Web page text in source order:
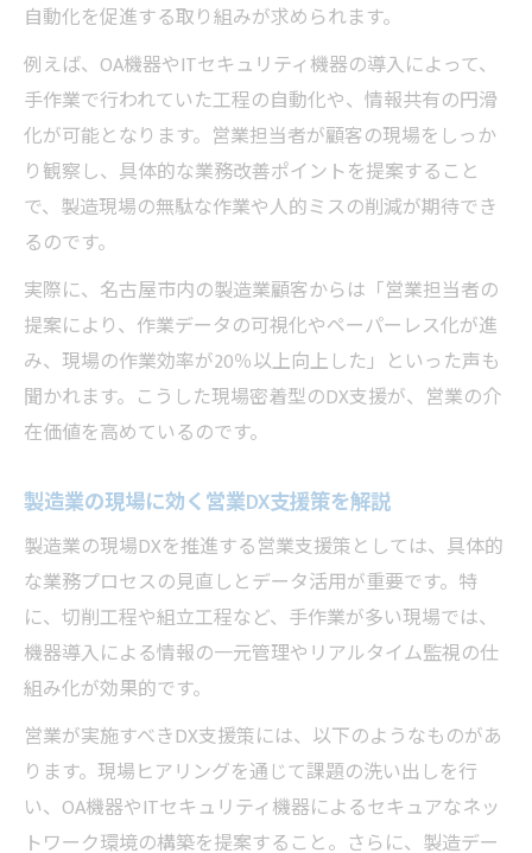
自動化を促進する取り組みが求められます。
例えば、OA機器やITセキュリティ機器の導入によって、
手作業で行われていた工程の自動化や、情報共有の円滑
化が可能となります。営業担当者が顧客の現場をしっか
り観察し、具体的な業務改善ポイントを提案すること
で、製造現場の無駄な作業や人的ミスの削減が期待でき
るのです。
実際に、名古屋市内の製造業顧客からは「営業担当者の
提案により、作業データの可視化やペーパーレス化が進
み、現場の作業効率が20％以上向上した」といった声も
聞かれます。こうした現場密着型のDX支援が、営業の介
在価値を高めているのです。
製造業の現場に効く営業DX支援策を解説
製造業の現場DXを推進する営業支援策としては、具体的
な業務プロセスの見直しとデータ活用が重要です。特
に、切削工程や組立工程など、手作業が多い現場では、
機器導入による情報の一元管理やリアルタイム監視の仕
組み化が効果的です。
営業が実施すべきDX支援策には、以下のようなものがあ
ります。現場ヒアリングを通じて課題の洗い出しを行
い、OA機器やITセキュリティ機器によるセキュアなネッ
トワーク環境の構築を提案すること。さらに、製造デー